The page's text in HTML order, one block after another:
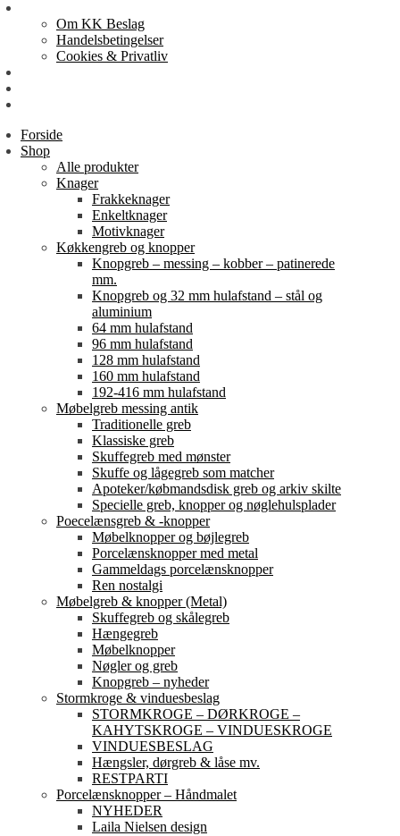
Om KK Beslag
Handelsbetingelser
Cookies & Privatliv
Forside
Shop
Alle produkter
Knager
Frakkeknager
Enkeltknager
Motivknager
Køkkengreb og knopper
Knopgreb – messing – kobber – patinerede
mm.
Knopgreb og 32 mm hulafstand – stål og
aluminium
64 mm hulafstand
96 mm hulafstand
128 mm hulafstand
160 mm hulafstand
192-416 mm hulafstand
Møbelgreb messing antik
Traditionelle greb
Klassiske greb
Skuffegreb med mønster
Skuffe og lågegreb som matcher
Apoteker/købmandsdisk greb og arkiv skilte
Specielle greb, knopper og nøglehulsplader
Poecelænsgreb & -knopper
Møbelknopper og bøjlegreb
Porcelænsknopper med metal
Gammeldags porcelænsknopper
Ren nostalgi
Møbelgreb & knopper (Metal)
Skuffegreb og skålegreb
Hængegreb
Møbelknopper
Nøgler og greb
Knopgreb – nyheder
Stormkroge & vinduesbeslag
STORMKROGE – DØRKROGE –
KAHYTSKROGE – VINDUESKROGE
VINDUESBESLAG
Hængsler, dørgreb & låse mv.
RESTPARTI
Porcelænsknopper – Håndmalet
NYHEDER
Laila Nielsen design